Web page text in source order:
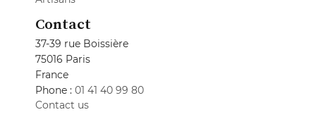
Contact
37-39 rue Boissière
75016 Paris
France
Phone : 01 41 40 99 80
Contact us